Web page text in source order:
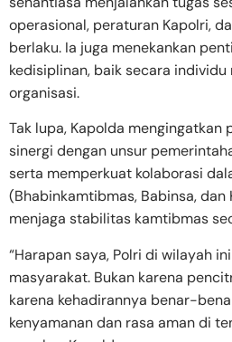
operasional, peraturan Kapolri,
berlaku. Ia juga menekankan
kedisiplinan, baik secara
organisasi.
Tak lupa, Kapolda mengingatkan
sinergi dengan unsur
serta memperkuat kolaborasi
(Bhabinkamtibmas, Babinsa, dan
menjaga stabilitas kamtibmas
“Harapan saya, Polri di wilayah
masyarakat. Bukan karena
karena kehadirannya benar-
kenyamanan dan rasa aman di